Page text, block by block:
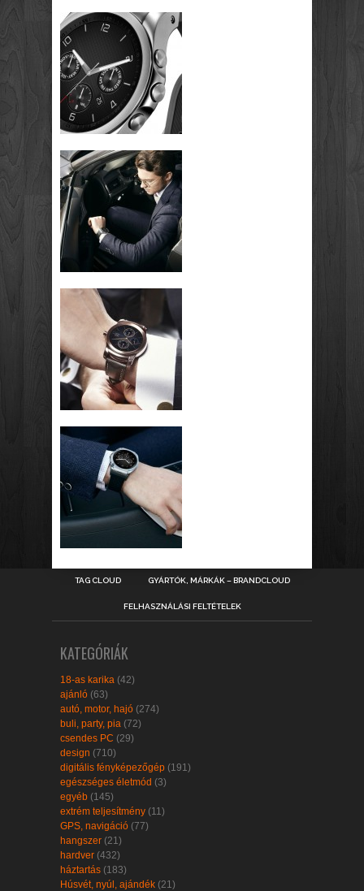
TAG CLOUD GYÁRTÓK, MÁRKÁK – BRANDCLOUD
FELHASZNÁLÁSI FELTÉTELEK
KATEGÓRIÁK
18-as karika (42)
ajánló (63)
autó, motor, hajó (274)
buli, party, pia (72)
csendes PC (29)
design (710)
digitális fényképezőgép (191)
egészséges életmód (3)
egyéb (145)
extrém teljesítmény (11)
GPS, navigáció (77)
hangszer (21)
hardver (432)
háztartás (183)
Húsvét, nyúl, ajándék (21)